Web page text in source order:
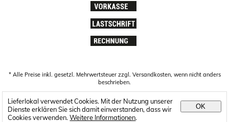
* Alle Preise inkl. gesetzl. Mehrwertsteuer zzgl. Versandkosten, wenn nicht anders
beschrieben.
Lieferlokal verwendet Cookies. Mit der Nutzung unserer
Dienste erklären Sie sich damit einverstanden, dass wir
Cookies verwenden.Weitere Informationen.
OK